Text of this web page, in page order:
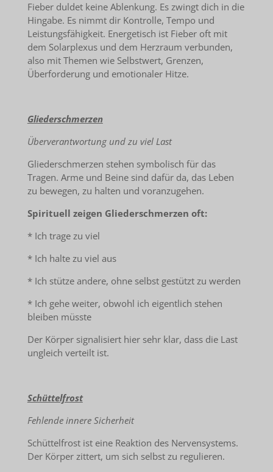
Fieber duldet keine Ablenkung. Es zwingt dich in die
Hingabe. Es nimmt dir Kontrolle, Tempo und
Leistungsfähigkeit. Energetisch ist Fieber oft mit
dem Solarplexus und dem Herzraum verbunden,
also mit Themen wie Selbstwert, Grenzen,
Überforderung und emotionaler Hitze.
Gliederschmerzen
Überverantwortung und zu viel Last
Gliederschmerzen stehen symbolisch für das
Tragen. Arme und Beine sind dafür da, das Leben
zu bewegen, zu halten und voranzugehen.
Spirituell zeigen Gliederschmerzen oft:
* Ich trage zu viel
* Ich halte zu viel aus
* Ich stütze andere, ohne selbst gestützt zu werden
* Ich gehe weiter, obwohl ich eigentlich stehen
bleiben müsste
Der Körper signalisiert hier sehr klar, dass die Last
ungleich verteilt ist.
Schüttelfrost
Fehlende innere Sicherheit
Schüttelfrost ist eine Reaktion des Nervensystems.
Der Körper zittert, um sich selbst zu regulieren.